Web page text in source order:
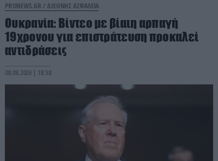
PRONEWS.GR / ΔΙΕΘΝΗΣ ΑΣΦΑΛΕΙΑ
Ουκρανία: Βίντεο με βίαιη αρπαγή
19χρονου για επιστράτευση προκαλεί
αντιδράσεις
08.08.2026 | 18:58